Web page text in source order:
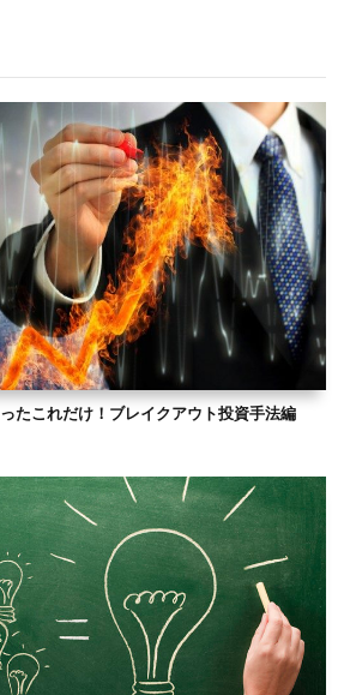
たこれだけ！ブレイクアウト投資手法編